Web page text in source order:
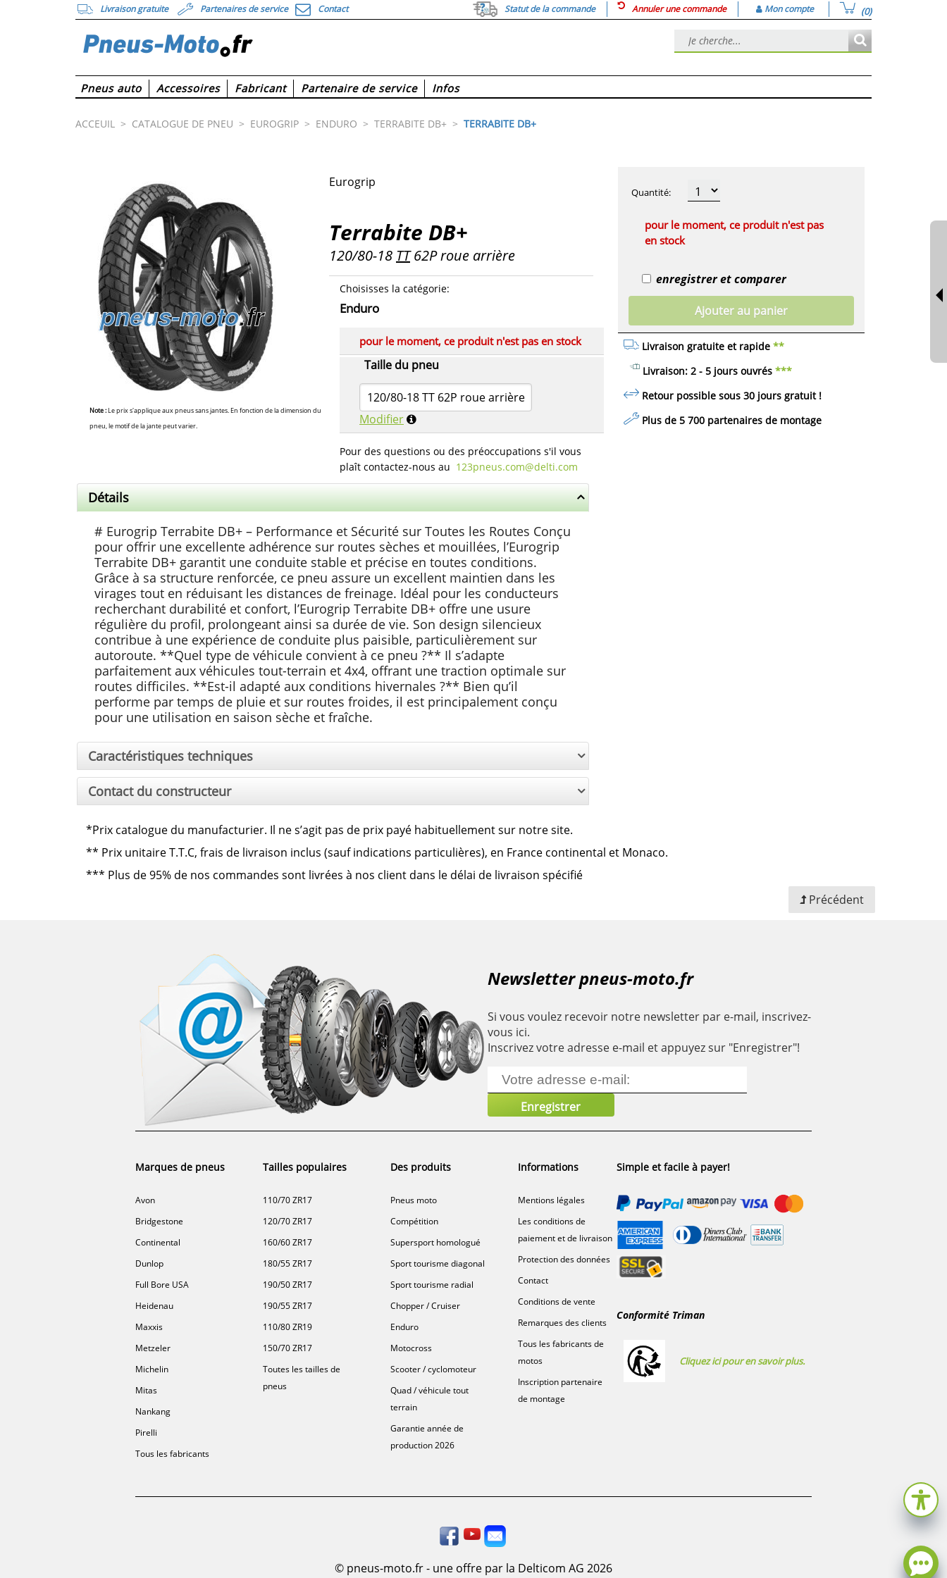
Livraison gratuite Partenaires de service Contact Statut de la commande Annuler une commande Mon compte (0)
Pneus auto Accessoires Fabricant Partenaire de service Infos
ACCEUIL > CATALOGUE DE PNEU > EUROGRIP > ENDURO > TERRABITE DB+ > TERRABITE DB+
Note :Le prix s'applique aux pneus sans jantes. En fonction de la dimension du
pneu, le motif de la jante peut varier.
Eurogrip
Terrabite DB+
120/80-18 TT62P roue arrière
Choisisses la catégorie:
Enduro
Taille du pneu
120/80-18 TT 62P roue arrière
Modifier
pour le moment, ce produit n'est pas en stock
Pour des questions ou des préoccupations s'il vous
plaît contactez-nous au 123pneus.com​@delti.com
pour le moment, ce produit n'est pas
en stock
Livraison gratuite et rapide **
Livraison: 2 - 5 jours ouvrés ***
Retour possible sous 30 jours gratuit!
Plus de 5 700 partenaires de montage
Quantité:
enregistrer et comparer
Ajouter au panier
Détails
# Eurogrip Terrabite DB+ – Performance et Sécurité sur Toutes les Routes Conçu
pour offrir une excellente adhérence sur routes sèches et mouillées, l’Eurogrip
Terrabite DB+ garantit une conduite stable et précise en toutes conditions.
Grâce à sa structure renforcée, ce pneu assure un excellent maintien dans les
virages tout en réduisant les distances de freinage. Idéal pour les conducteurs
recherchant durabilité et confort, l’Eurogrip Terrabite DB+ offre une usure
régulière du profil, prolongeant ainsi sa durée de vie. Son design silencieux
contribue à une expérience de conduite plus paisible, particulièrement sur
autoroute. **Quel type de véhicule convient à ce pneu ?** Il s’adapte
parfaitement aux véhicules tout-terrain et 4x4, offrant une traction optimale sur
routes difficiles. **Est-il adapté aux conditions hivernales ?** Bien qu’il
performe par temps de pluie et sur routes froides, il est principalement conçu
pour une utilisation en saison sèche et fraîche.
Caractéristiques techniques
Contact du constructeur
*Prix catalogue du manufacturier. Il ne s’agit pas de prix payé habituellement sur notre site.
** Prix unitaire T.T.C, frais de livraison inclus (sauf indications particulières), en France continental et Monaco.
*** Plus de 95% de nos commandes sont livrées à nos client dans le délai de livraison spécifié
Précédent
Newsletter pneus-moto.fr
Si vous voulez recevoir notre newsletter par e-mail, inscrivez-
vous ici.
Inscrivez votre adresse e-mail et appuyez sur "Enregistrer"!
Marques de pneus
Avon
Bridgestone
Continental
Dunlop
Full Bore USA
Heidenau
Maxxis
Metzeler
Michelin
Mitas
Nankang
Pirelli
Tous les fabricants
Tailles populaires
110/70 ZR17
120/70 ZR17
160/60 ZR17
180/55 ZR17
190/50 ZR17
190/55 ZR17
110/80 ZR19
150/70 ZR17
Toutes les tailles de
pneus
Des produits
Pneus moto
Compétition
Supersport homologué
Sport tourisme diagonal
Sport tourisme radial
Chopper / Cruiser
Enduro
Motocross
Scooter / cyclomoteur
Quad / véhicule tout
terrain
Garantie année de
production 2026
Informations
Mentions légales
Les conditions de
paiement et de livraison
Protection des données
Contact
Conditions de vente
Remarques des clients
Tous les fabricants de
motos
Inscription partenaire
de montage
Simple et facile à payer!
Conformité Triman
Cliquez ici pour en savoir plus.
© pneus-moto.fr - une offre par la Delticom AG 2026